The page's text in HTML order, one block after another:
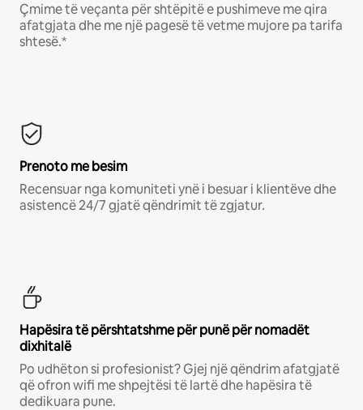
Çmime të veçanta për shtëpitë e pushimeve me qira
afatgjata dhe me një pagesë të vetme mujore pa tarifa
shtesë.*
Prenoto me besim
Recensuar nga komuniteti ynë i besuar i klientëve dhe
asistencë 24/7 gjatë qëndrimit të zgjatur.
Hapësira të përshtatshme për punë për nomadët
dixhitalë
Po udhëton si profesionist? Gjej një qëndrim afatgjatë
që ofron wifi me shpejtësi të lartë dhe hapësira të
dedikuara pune.